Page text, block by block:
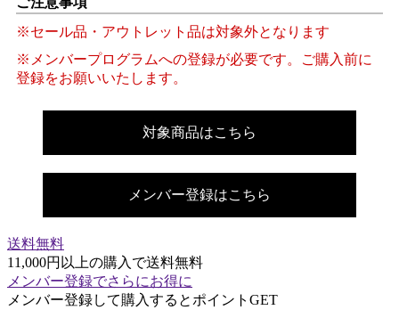
※セール品・アウトレット品は対象外となります​
※メンバープログラムへの登録が必要です。ご購入前に
登録をお願いいたします。​
対象商品はこちら​
メンバー登録はこちら​
送料無料
11,000円以上の購入で送料無料
メンバー登録でさらにお得に
メンバー登録して購入するとポイントGET